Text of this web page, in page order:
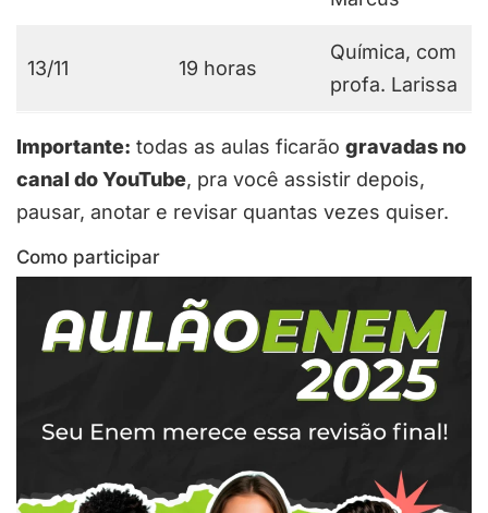
13/11 19 horas
Química, com
profa. Larissa
Importante: todas as aulas ficarão gravadas no
canal do YouTube, pra você assistir depois,
pausar, anotar e revisar quantas vezes quiser.
Como participar